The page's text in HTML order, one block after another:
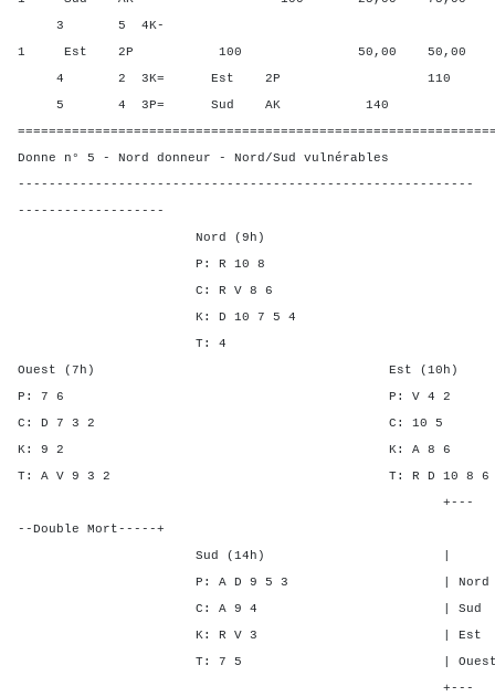
3 5 4K-
1 Est 2P 100 50,00 50,00
4 2 3K= Est 2P 110 0,00
5 4 3P= Sud AK 140
Donne n° 5 - Nord donneur - Nord/Sud vulnérables
-----------------------------------------------------------
-------------------
Nord (9h)
P: R 10 8
C: R V 8 6
K: D 10 7 5 4
T: 4
Ouest (7h) Est (10h)
P: 7 6 P: V
C: D 7 3 2 C:
K: 9 2 K: A
T: A V 9 3 2 T: R D 10
+---
--Double Mort-----+
Sud (14h) | SA P
P: A D 9 5 3 | Nord 1
C: A 9 4 | Sud 1 5
K: R V 3 | Est - -
T: 7 5 | Ouest - -
+---